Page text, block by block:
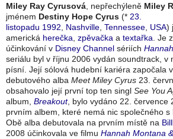
Miley Ray Cyrusová , nepřechýleně Miley
jménem Destiny Hope Cyrus (* 23.
listopadu 1992 Nashville Tennessee USA)
americká herečka zpěvačka a textařka . Je
účinkování v Disney Channel sériích
seriálu byl v říjnu 2006 vydán soundtrack, v
písní. Její sólová hudební kariéra započala
debutového alba Meet Miley Cyrus 23.
obsahovalo její první top ten singl See You
album, Breakout, bylo vydáno 22. července
prvním albem, které nemá nic společného s
Obě alba debutovala na prvním místě na
2008 účinkovala ve filmu Hannah Montana